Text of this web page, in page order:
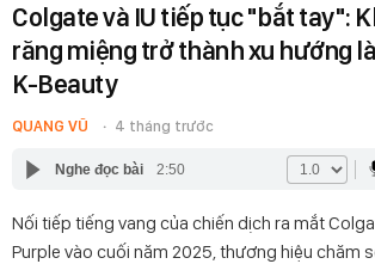
Colgate và IU tiếp tục "bắt tay":
răng miệng trở thành xu hướng
K-Beauty
QUANG VŨ 4 tháng trước
Nghe đọc bài 2:50
Nối tiếp tiếng vang của chiến dịch ra mắt
Purple vào cuối năm 2025, thương hiệu chăm